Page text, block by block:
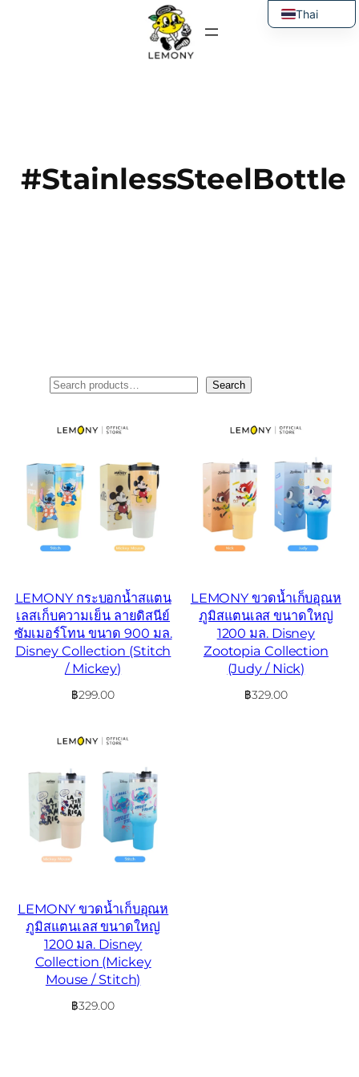
#StainlessSteelBottle
Search
LEMONY กระบอกน้ำสแตน
เลสเก็บความเย็น ลายดิสนีย์
ซัมเมอร์โทน ขนาด 900 มล.
Disney Collection (Stitch
/ Mickey)
฿299.00
LEMONY ขวดน้ำเก็บอุณห
ภูมิสแตนเลส ขนาดใหญ่
1200 มล. Disney
Zootopia Collection
(Judy / Nick)
฿329.00
LEMONY ขวดน้ำเก็บอุณห
ภูมิสแตนเลส ขนาดใหญ่
1200 มล. Disney
Collection (Mickey
Mouse / Stitch)
฿329.00
Thai